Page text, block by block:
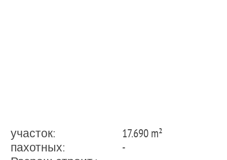
участок:
17.690 m²
пахотных:
-